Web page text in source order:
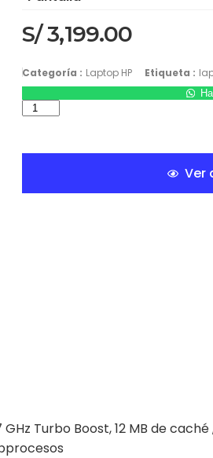
S/3,199.00
Categoría : Laptop HP Etiqueta :
Ver
GHz Turbo Boost, 12 MB de caché